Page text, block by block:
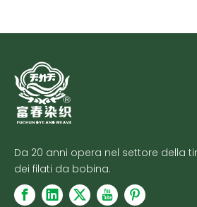
Da 20 anni opera nel settore della
dei filati da bobina.